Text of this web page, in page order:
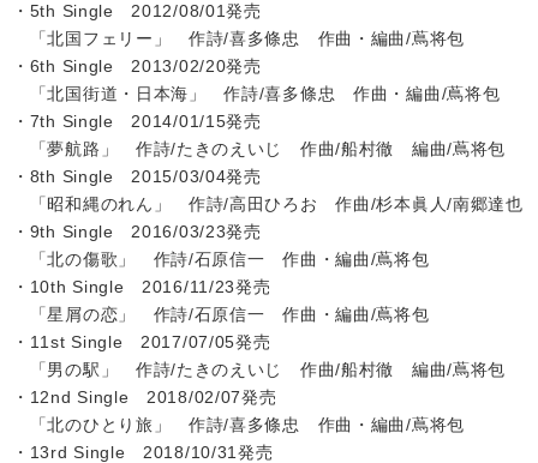
・5th Single 2012/08/01発売
「北国フェリー」 作詩/喜多條忠 作曲・編曲/蔦将包
・6th Single 2013/02/20発売
「北国街道・日本海」 作詩/喜多條忠 作曲・編曲/蔦将包
・7th Single 2014/01/15発売
「夢航路」 作詩/たきのえいじ 作曲/船村徹 編曲/蔦将包
・8th Single 2015/03/04発売
「昭和縄のれん」 作詩/高田ひろお 作曲/杉本眞人/南郷達也
・9th Single 2016/03/23発売
「北の傷歌」 作詩/石原信一 作曲・編曲/蔦将包
・10th Single 2016/11/23発売
「星屑の恋」 作詩/石原信一 作曲・編曲/蔦将包
・11st Single 2017/07/05発売
「男の駅」 作詩/たきのえいじ 作曲/船村徹 編曲/蔦将包
・12nd Single 2018/02/07発売
「北のひとり旅」 作詩/喜多條忠 作曲・編曲/蔦将包
・13rd Single 2018/10/31発売